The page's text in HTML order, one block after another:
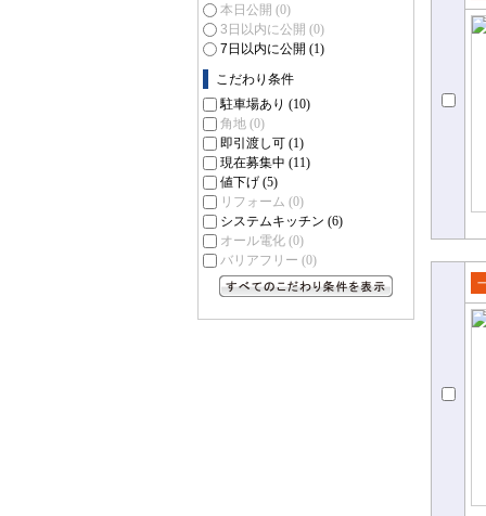
本日公開 (0)
3日以内に公開 (0)
7日以内に公開 (1)
こだわり条件
駐車場あり (10)
角地 (0)
即引渡し可 (1)
現在募集中 (11)
値下げ (5)
リフォーム (0)
システムキッチン (6)
オール電化 (0)
バリアフリー (0)
て
て